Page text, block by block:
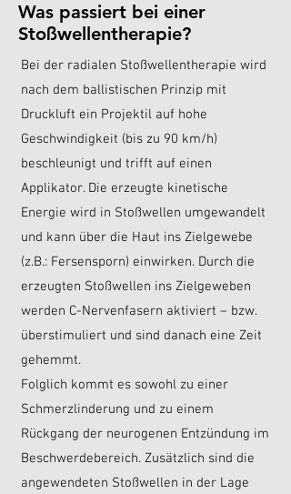
Was passiert bei einer
Stoßwellentherapie?
Bei der radialen Stoßwellentherapie wird
nach dem ballistischen Prinzip mit
Druckluft ein Projektil auf hohe
Geschwindigkeit (bis zu 90 km/h)
beschleunigt und trifft auf einen
Applikator. Die erzeugte kinetische
Energie wird in Stoßwellen umgewandelt
und kann über die Haut ins Zielgewebe
(z.B.: Fersensporn) einwirken. Durch die
erzeugten Stoßwellen ins Zielgeweben
werden C-Nervenfasern aktiviert – bzw.
überstimuliert und sind danach eine Zeit
gehemmt.
Folglich kommt es sowohl zu einer
Schmerzlinderung und zu einem
Rückgang der neurogenen Entzündung im
Beschwerdebereich. Zusätzlich sind die
angewendeten Stoßwellen in der Lage